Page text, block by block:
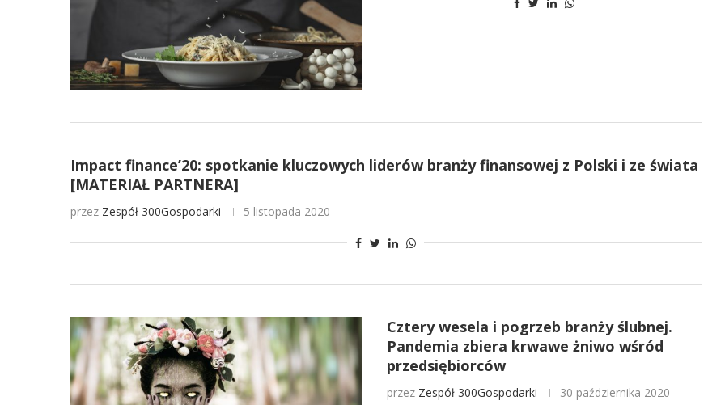
Impact finance’20: spotkanie kluczowych liderów branży finansowej z Polski i ze świata
[MATERIAŁ PARTNERA]
przez Zespół 300Gospodarki 5 listopada 2020
Cztery wesela i pogrzeb branży ślubnej.
Pandemia zbiera krwawe żniwo wśród
przedsiębiorców
przez Zespół 300Gospodarki 30 października 2020